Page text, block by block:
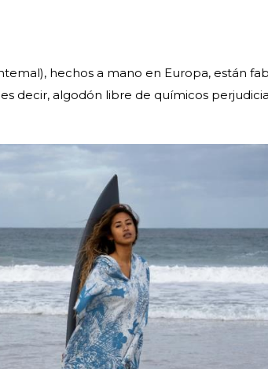
hechos a mano en Europa, están
decir, algodón libre de químicos